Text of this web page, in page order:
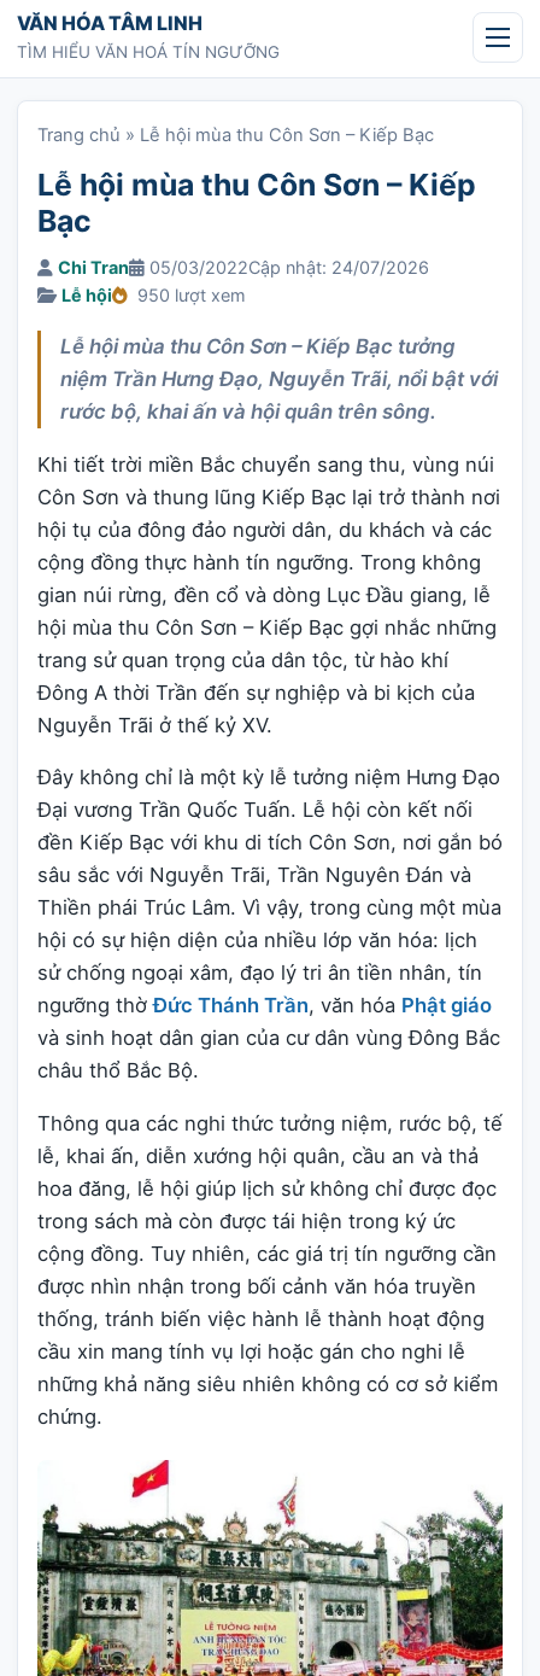
Chuyển tới nội dung
VĂN HÓA TÂM LINH
TÌM HIỂU VĂN HOÁ TÍN NGƯỠNG
Trang chủ » Lễ hội mùa thu Côn Sơn – Kiếp Bạc
Lễ hội mùa thu Côn Sơn – Kiếp
Bạc
Chi Tran 05/03/2022Cập nhật: 24/07/2026
Lễ hội
950 lượt xem
Lễ hội mùa thu Côn Sơn – Kiếp Bạc tưởng
niệm Trần Hưng Đạo, Nguyễn Trãi, nổi bật với
rước bộ, khai ấn và hội quân trên sông.
Khi tiết trời miền Bắc chuyển sang thu, vùng núi
Côn Sơn và thung lũng Kiếp Bạc lại trở thành nơi
hội tụ của đông đảo người dân, du khách và các
cộng đồng thực hành tín ngưỡng. Trong không
gian núi rừng, đền cổ và dòng Lục Đầu giang, lễ
hội mùa thu Côn Sơn – Kiếp Bạc gợi nhắc những
trang sử quan trọng của dân tộc, từ hào khí
Đông A thời Trần đến sự nghiệp và bi kịch của
Nguyễn Trãi ở thế kỷ XV.
Đây không chỉ là một kỳ lễ tưởng niệm Hưng Đạo
Đại vương Trần Quốc Tuấn. Lễ hội còn kết nối
đền Kiếp Bạc với khu di tích Côn Sơn, nơi gắn bó
sâu sắc với Nguyễn Trãi, Trần Nguyên Đán và
Thiền phái Trúc Lâm. Vì vậy, trong cùng một mùa
hội có sự hiện diện của nhiều lớp văn hóa: lịch
sử chống ngoại xâm, đạo lý tri ân tiền nhân, tín
ngưỡng thờĐức Thánh Trần, văn hóa Phật giáo
và sinh hoạt dân gian của cư dân vùng Đông Bắc
châu thổ Bắc Bộ.
Thông qua các nghi thức tưởng niệm, rước bộ, tế
lễ, khai ấn, diễn xướng hội quân, cầu an và thả
hoa đăng, lễ hội giúp lịch sử không chỉ được đọc
trong sách mà còn được tái hiện trong ký ức
cộng đồng. Tuy nhiên, các giá trị tín ngưỡng cần
được nhìn nhận trong bối cảnh văn hóa truyền
thống, tránh biến việc hành lễ thành hoạt động
cầu xin mang tính vụ lợi hoặc gán cho nghi lễ
những khả năng siêu nhiên không có cơ sở kiểm
chứng.